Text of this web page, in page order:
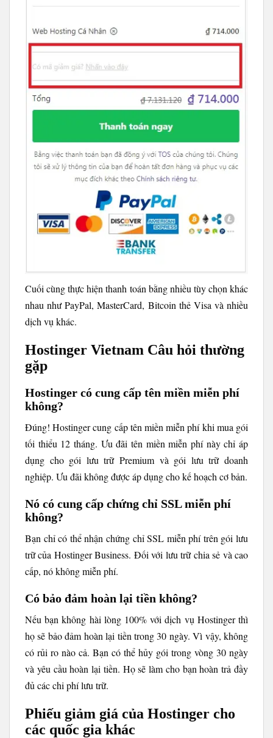
Cuối cùng thực hiện thanh toán bằng nhiều tùy chọn khác
nhau như PayPal, MasterCard, Bitcoin thẻ Visa và nhiều
dịch vụ khác.
Hostinger Vietnam Câu hỏi thường
gặp
Hostinger có cung cấp tên miền miễn phí
không?
Đúng! Hostinger cung cấp tên miền miễn phí khi mua gói
tối thiểu 12 tháng. Ưu đãi tên miền miễn phí này chỉ áp
dụng cho gói lưu trữ Premium và gói lưu trữ doanh
nghiệp. Ưu đãi không được áp dụng cho kế hoạch cơ bản.
Nó có cung cấp chứng chỉ SSL miễn phí
không?
Bạn chỉ có thể nhận chứng chỉ SSL miễn phí trên gói lưu
trữ của Hostinger Business. Đối với lưu trữ chia sẻ và cao
cấp, nó không miễn phí.
Có bảo đảm hoàn lại tiền không?
Nếu bạn không hài lòng 100% với dịch vụ Hostinger thì
họ sẽ bảo đảm hoàn lại tiền trong 30 ngày. Vì vậy, không
có rủi ro nào cả. Bạn có thể hủy gói trong vòng 30 ngày
và yêu cầu hoàn lại tiền. Họ sẽ làm cho bạn hoàn trả đầy
đủ các chi phí lưu trữ.
Phiếu giảm giá của Hostinger cho
các quốc gia khác